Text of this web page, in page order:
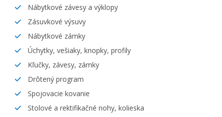
Nábytkové závesy a výklopy
Zásuvkové výsuvy
Nábytkové zámky
Úchytky, vešiaky, knopky, profily
Kľučky, závesy, zámky
Drôtený program
Spojovacie kovanie
Stolové a rektifikačné nohy, kolieska